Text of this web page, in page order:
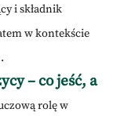
i składnik
w kontekście
– co jeść, a
rolę w